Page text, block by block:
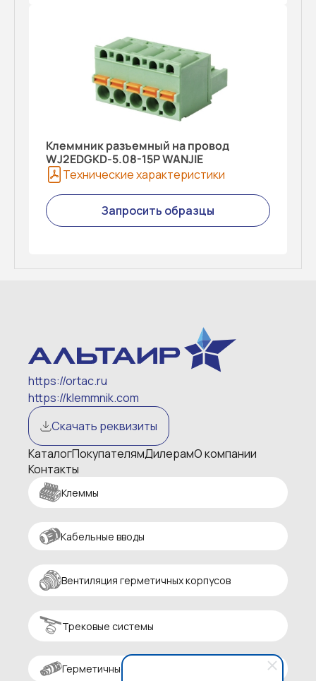
Клеммник разъемный на провод
WJ2EDGKD-5.08-15P WANJIE
Технические характеристики
Запросить образцы
https://ortac.ru
https://klemmnik.com
Скачать реквизиты
КаталогПокупателямДилерамО компании
Контакты
Клеммы
Кабельные вводы
Вентиляция герметичных корпусов
Трековые системы
Герметичные разъемы